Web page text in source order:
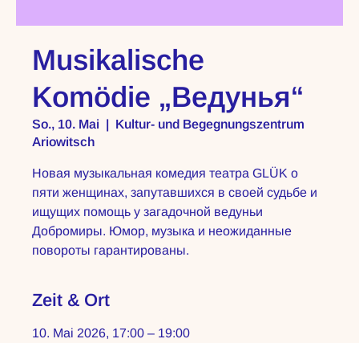
Musikalische
Komödie „Ведунья“
So., 10. Mai
  |
Kultur- und Begegnungszentrum
Ariowitsch
Новая музыкальная комедия театра GLÜK o
пяти женщинах, запутавшихся в своей судьбе и
ищущих помощь у загадочной ведуньи
Добромиры. Юмор, музыка и неожиданные
повороты гарантированы.
Zeit & Ort
10. Mai 2026, 17:00 – 19:00